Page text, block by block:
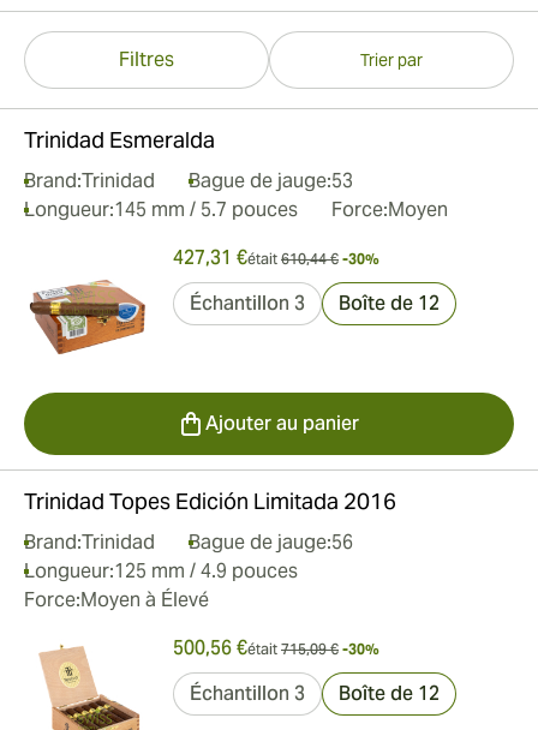
Trier par
Filtres
Trinidad Esmeralda
Brand:Trinidad Bague de jauge:53
Longueur:145 mm / 5.7 pouces Force:Moyen
427,31 €était 610,44 € -30%
Échantillon 3 Boîte de 12
Ajouter au panier
Trinidad Topes Edición Limitada 2016
Brand:Trinidad Bague de jauge:56
Longueur:125 mm / 4.9 pouces
Force:Moyen à Élevé
500,56 €était 715,09 € -30%
Échantillon 3 Boîte de 12